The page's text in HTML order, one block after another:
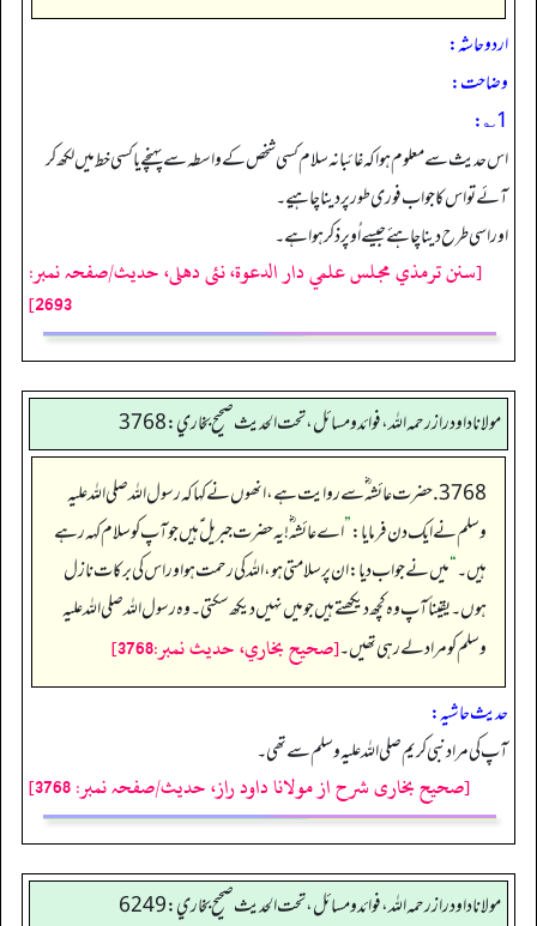
اردو حاشہ:
وضاحت:
1؎:
اس حدیث سے معلوم ہوا کہ غائبانہ سلام کسی شخص کے واسطہ سے پہنچے یا کسی خط میں لکھ کر
آئے تو اس کا جواب فوری طورپر دینا چاہیے۔
اوراسی طرح دینا چاہئے جیسے اُوپر ذکر ہوا ہے۔
[سنن ترمذي مجلس علمي دار الدعوة، نئى دهلى، حدیث/صفحہ نمبر:
2693]
مولانا داود راز رحمه الله، فوائد و مسائل، تحت الحديث صحيح بخاري: 3768
3768. حضرت عائشہ ؓ سے روایت ہے، انھوں نے کہا کہ رسول اللہ صلی اللہ علیہ
وسلم نے ایک دن فرمایا:”اے عائشه ؓ!یہ حضرت جبریل ؑ ہیں جو آپ کو سلام کہہ رہے
ہیں۔“میں نے جواب دیا: ان پر سلامتی ہو، اللہ کی رحمت ہو اور اس کی برکات نازل
ہوں۔ یقیناً آپ وہ کچھ دیکھتے ہیں جو میں نہیں دیکھ سکتی۔ وہ رسول اللہ صلی اللہ علیہ
وسلم کو مراد لے رہی تھیں۔[صحيح بخاري، حديث نمبر:3768]
حدیث حاشیہ:
آپ کی مراد نبی کریم صلی اللہ علیہ وسلم سےتھی۔
[صحیح بخاری شرح از مولانا داود راز، حدیث/صفحہ نمبر: 3768]
مولانا داود راز رحمه الله، فوائد و مسائل، تحت الحديث صحيح بخاري: 6249